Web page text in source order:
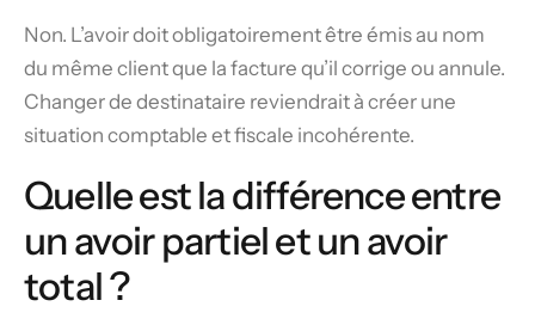
Non. L’avoir doit obligatoirement être émis au nom
du même client que la facture qu’il corrige ou annule.
Changer de destinataire reviendrait à créer une
situation comptable et fiscale incohérente.
Quelle est la différence entre
un avoir partiel et un avoir
total ?